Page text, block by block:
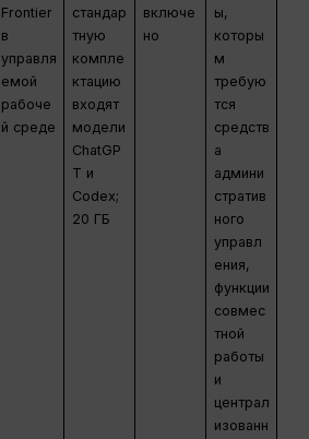
Frontier
в
управля
емой
рабоче
й среде
стандар
тную
компле
ктацию
входят
модели
ChatGP
T и
Codex;
20 ГБ
включе
но
ы,
которы
м
требую
тся
средств
а
админи
стратив
ного
управл
ения,
функции
совмес
тной
работы
и
централ
изованн